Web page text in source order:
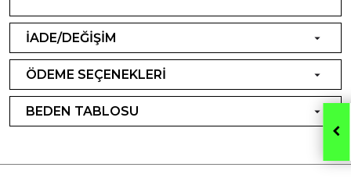
İADE/DEĞİŞİM
ÖDEME SEÇENEKLERİ
BEDEN TABLOSU